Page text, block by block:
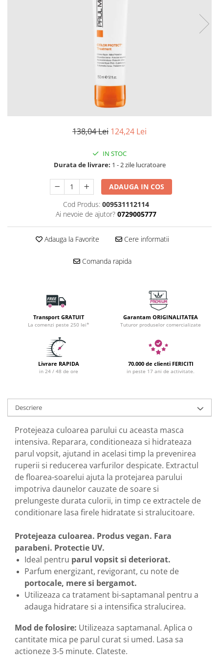
Pensule Profesionale
Aur Cosmetic
PALETE PROFESIONALE
138,04 Lei 124,24 Lei
IN STOC
Durata de livrare: 1 - 2 zile lucratoare
ADAUGA IN COS
Cod Produs: 009531112114
Ai nevoie de ajutor? 0729005777
Adauga la Favorite Cere informatii
Comanda rapida
Transport GRATUIT
La comenzi peste 250 lei*
Garantam ORIGINALITATEA
Tuturor produselor comercializate
Livrare RAPIDA
in 24 / 48 de ore
70.000 de clienti FERICITI
in peste 17 ani de activitate.
Descriere
Protejeaza culoarea parului cu aceasta masca
intensiva. Reparara, conditioneaza si hidrateaza
parul vopsit, ajutand in acelasi timp la prevenirea
ruperii si reducerea varfurilor despicate. Extractul
de floarea-soarelui ajuta la protejarea parului
impotriva daunelor cauzate de soare si
prelungeste durata culorii, in timp ce extractele de
conditionare lasa firele hidratate si stralucitoare.
Protejeaza culoarea. Produs vegan. Fara
parabeni. Protectie UV.
Ideal pentru parul vopsit si deteriorat.
Parfum energizant, revigorant, cu note de
portocale, mere si bergamot.
Utilizeaza ca tratament bi-saptamanal pentru a
adauga hidratare si a intensifica stralucirea.
Mod de folosire: Utilizeaza saptamanal. Aplica o
cantitate mica pe parul curat si umed. Lasa sa
actioneze 3-5 minute. Clateste.